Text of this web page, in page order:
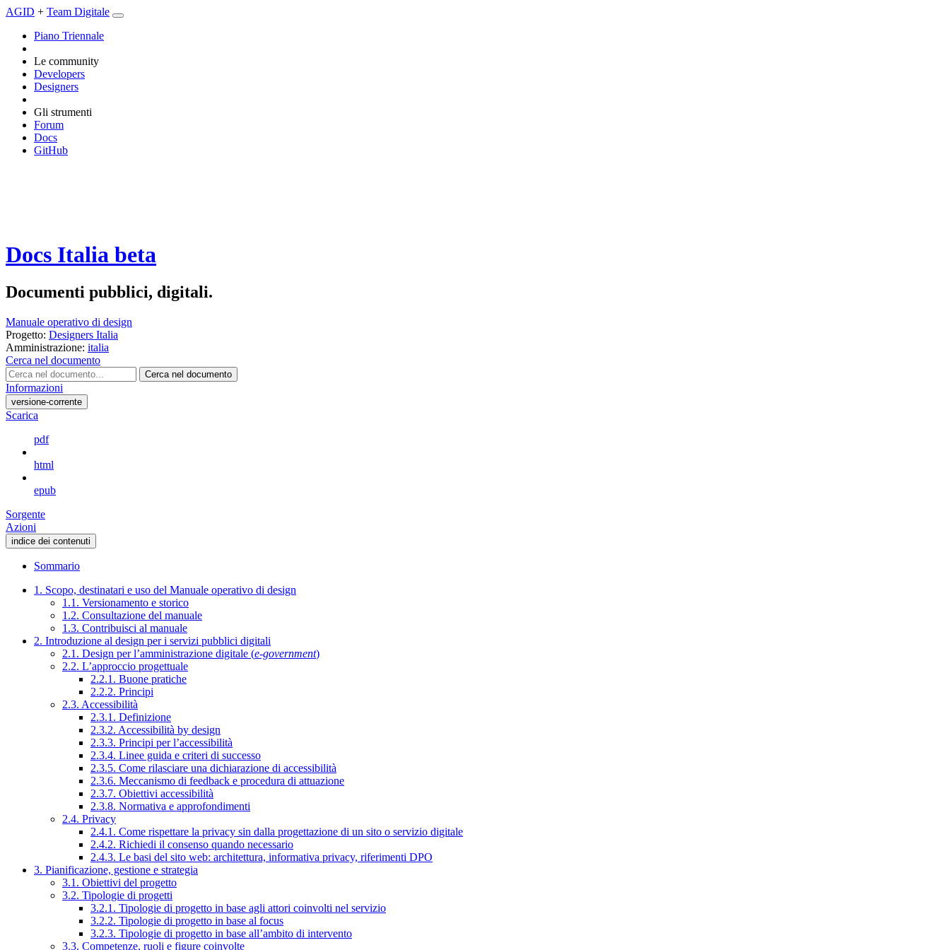
AGID + Team Digitale
Piano Triennale
Le community
Developers
Designers
Gli strumenti
Forum
Docs
GitHub
Docs Italia beta
Documenti pubblici, digitali.
Manuale operativo di design
Progetto: Designers Italia
Amministrazione: italia
Cerca nel documento
Cerca nel documento
Informazioni
versione-corrente
Scarica
pdf
html
epub
Sorgente
Azioni
indice dei contenuti
Sommario
1. Scopo, destinatari e uso del Manuale operativo di design
1.1. Versionamento e storico
1.2. Consultazione del manuale
1.3. Contribuisci al manuale
2. Introduzione al design per i servizi pubblici digitali
2.1. Design per l’amministrazione digitale (e-government)
2.2. L’approccio progettuale
2.2.1. Buone pratiche
2.2.2. Principi
2.3. Accessibilità
2.3.1. Definizione
2.3.2. Accessibilità by design
2.3.3. Principi per l’accessibilità
2.3.4. Linee guida e criteri di successo
2.3.5. Come rilasciare una dichiarazione di accessibilità
2.3.6. Meccanismo di feedback e procedura di attuazione
2.3.7. Obiettivi accessibilità
2.3.8. Normativa e approfondimenti
2.4. Privacy
2.4.1. Come rispettare la privacy sin dalla progettazione di un sito o servizio digitale
2.4.2. Richiedi il consenso quando necessario
2.4.3. Le basi del sito web: architettura, informativa privacy, riferimenti DPO
3. Pianificazione, gestione e strategia
3.1. Obiettivi del progetto
3.2. Tipologie di progetti
3.2.1. Tipologie di progetto in base agli attori coinvolti nel servizio
3.2.2. Tipologie di progetto in base al focus
3.2.3. Tipologie di progetto in base all’ambito di intervento
3.3. Competenze, ruoli e figure coinvolte